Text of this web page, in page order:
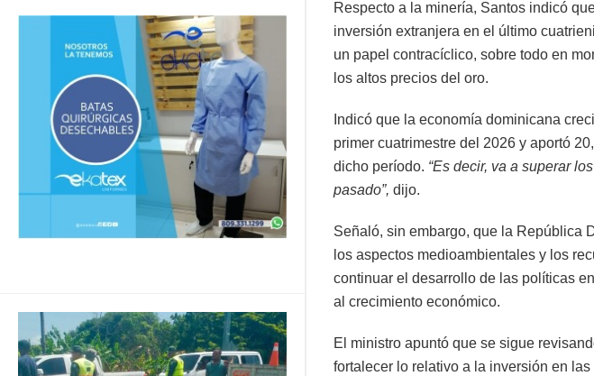
Respecto a la minería, Santos indicó
inversión extranjera en el último
un papel contracíclico, sobre todo en
los altos precios del oro.
Indicó que la economía dominicana
primer cuatrimestre del 2026 y aportó
dicho período. “Es decir, va a superar
pasado”, dijo.
Señaló, sin embargo, que la República
los aspectos medioambientales y los
continuar el desarrollo de las políticas
al crecimiento económico.
El ministro apuntó que se sigue
fortalecer lo relativo a la inversión en